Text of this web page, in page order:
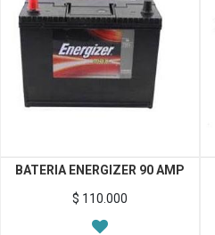
BATERIA ENERGIZER 90 AMP
$ 110.000